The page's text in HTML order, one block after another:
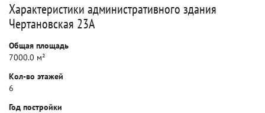
Характеристики административного здания
Чертановская 23А
Общая площадь
7000.0 м²
Кол-во этажей
6
Год постройки